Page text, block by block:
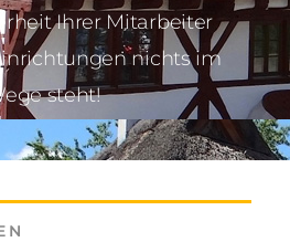
Ihrer Mitarbeiter
nichts im
steht!